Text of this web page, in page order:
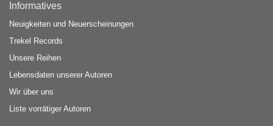
Informatives
Neuigkeiten und Neuerscheinungen
Trekel Records
Unsere Reihen
Lebensdaten unserer Autoren
Wir über uns
Liste vorrätiger Autoren